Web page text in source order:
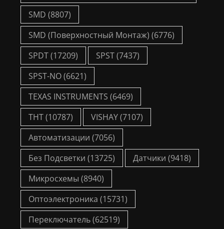
SMD (8807)
SMD (Поверхностный Монтаж) (6776)
SPDT(17209) SPST(7437)
SPST-NO(6621)
TEXAS INSTRUMENTS (6469)
THT(10787) VISHAY(7107)
Автоматизации (7056)
Без Подсветки (13725) Датчики (9418)
Микросхемы (8940)
Оптоэлектроника (15731)
Переключатель(62519)